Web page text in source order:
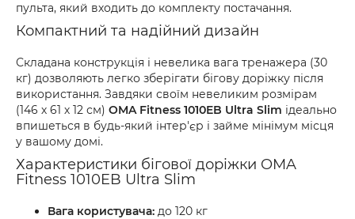
пульта, який входить до комплекту постачання.
Компактний та надійний дизайн
Складана конструкція і невелика вага тренажера (30
кг) дозволяють легко зберігати бігову доріжку після
використання. Завдяки своїм невеликим розмірам
(146 х 61 х 12 см) OMA Fitness 1010EB Ultra Slim ідеально
впишеться в будь-який інтер'єр і займе мінімум місця
у вашому домі.
Характеристики бігової доріжки OMA
Fitness 1010EB Ultra Slim
Вага користувача: до 120 кг